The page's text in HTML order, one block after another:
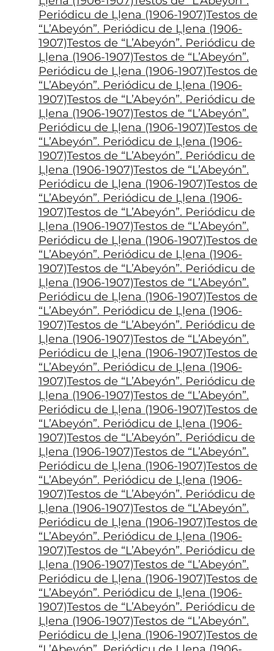
Periódicu de Ḷḷena (1906-1907)Testos de
“L’Abeyón”. Periódicu de Ḷḷena (1906-
1907)Testos de “L’Abeyón”. Periódicu de
Ḷḷena (1906-1907)Testos de “L’Abeyón”.
Periódicu de Ḷḷena (1906-1907)Testos de
“L’Abeyón”. Periódicu de Ḷḷena (1906-
1907)Testos de “L’Abeyón”. Periódicu de
Ḷḷena (1906-1907)Testos de “L’Abeyón”.
Periódicu de Ḷḷena (1906-1907)Testos de
“L’Abeyón”. Periódicu de Ḷḷena (1906-
1907)Testos de “L’Abeyón”. Periódicu de
Ḷḷena (1906-1907)Testos de “L’Abeyón”.
Periódicu de Ḷḷena (1906-1907)Testos de
“L’Abeyón”. Periódicu de Ḷḷena (1906-
1907)Testos de “L’Abeyón”. Periódicu de
Ḷḷena (1906-1907)Testos de “L’Abeyón”.
Periódicu de Ḷḷena (1906-1907)Testos de
“L’Abeyón”. Periódicu de Ḷḷena (1906-
1907)Testos de “L’Abeyón”. Periódicu de
Ḷḷena (1906-1907)Testos de “L’Abeyón”.
Periódicu de Ḷḷena (1906-1907)Testos de
“L’Abeyón”. Periódicu de Ḷḷena (1906-
1907)Testos de “L’Abeyón”. Periódicu de
Ḷḷena (1906-1907)Testos de “L’Abeyón”.
Periódicu de Ḷḷena (1906-1907)Testos de
“L’Abeyón”. Periódicu de Ḷḷena (1906-
1907)Testos de “L’Abeyón”. Periódicu de
Ḷḷena (1906-1907)Testos de “L’Abeyón”.
Periódicu de Ḷḷena (1906-1907)Testos de
“L’Abeyón”. Periódicu de Ḷḷena (1906-
1907)Testos de “L’Abeyón”. Periódicu de
Ḷḷena (1906-1907)Testos de “L’Abeyón”.
Periódicu de Ḷḷena (1906-1907)Testos de
“L’Abeyón”. Periódicu de Ḷḷena (1906-
1907)Testos de “L’Abeyón”. Periódicu de
Ḷḷena (1906-1907)Testos de “L’Abeyón”.
Periódicu de Ḷḷena (1906-1907)Testos de
“L’Abeyón”. Periódicu de Ḷḷena (1906-
1907)Testos de “L’Abeyón”. Periódicu de
Ḷḷena (1906-1907)Testos de “L’Abeyón”.
Periódicu de Ḷḷena (1906-1907)Testos de
“L’Abeyón”. Periódicu de Ḷḷena (1906-
1907)Testos de “L’Abeyón”. Periódicu de
Ḷḷena (1906-1907)Testos de “L’Abeyón”.
Periódicu de Ḷḷena (1906-1907)Testos de